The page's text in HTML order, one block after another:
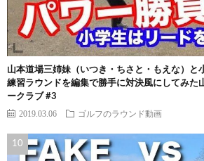
山本道場三姉妹（いつき・ちさと・もえな）と
練習ラウンドを編集で勝手に対決風にしてみた
ークラブ #3
2019.03.06 ゴルフのラウンド動画